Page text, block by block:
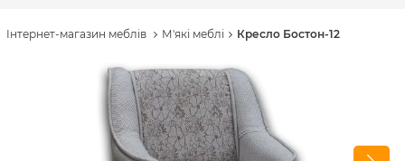
Інтернет-магазин меблів М'які меблі Кресло Бостон-12